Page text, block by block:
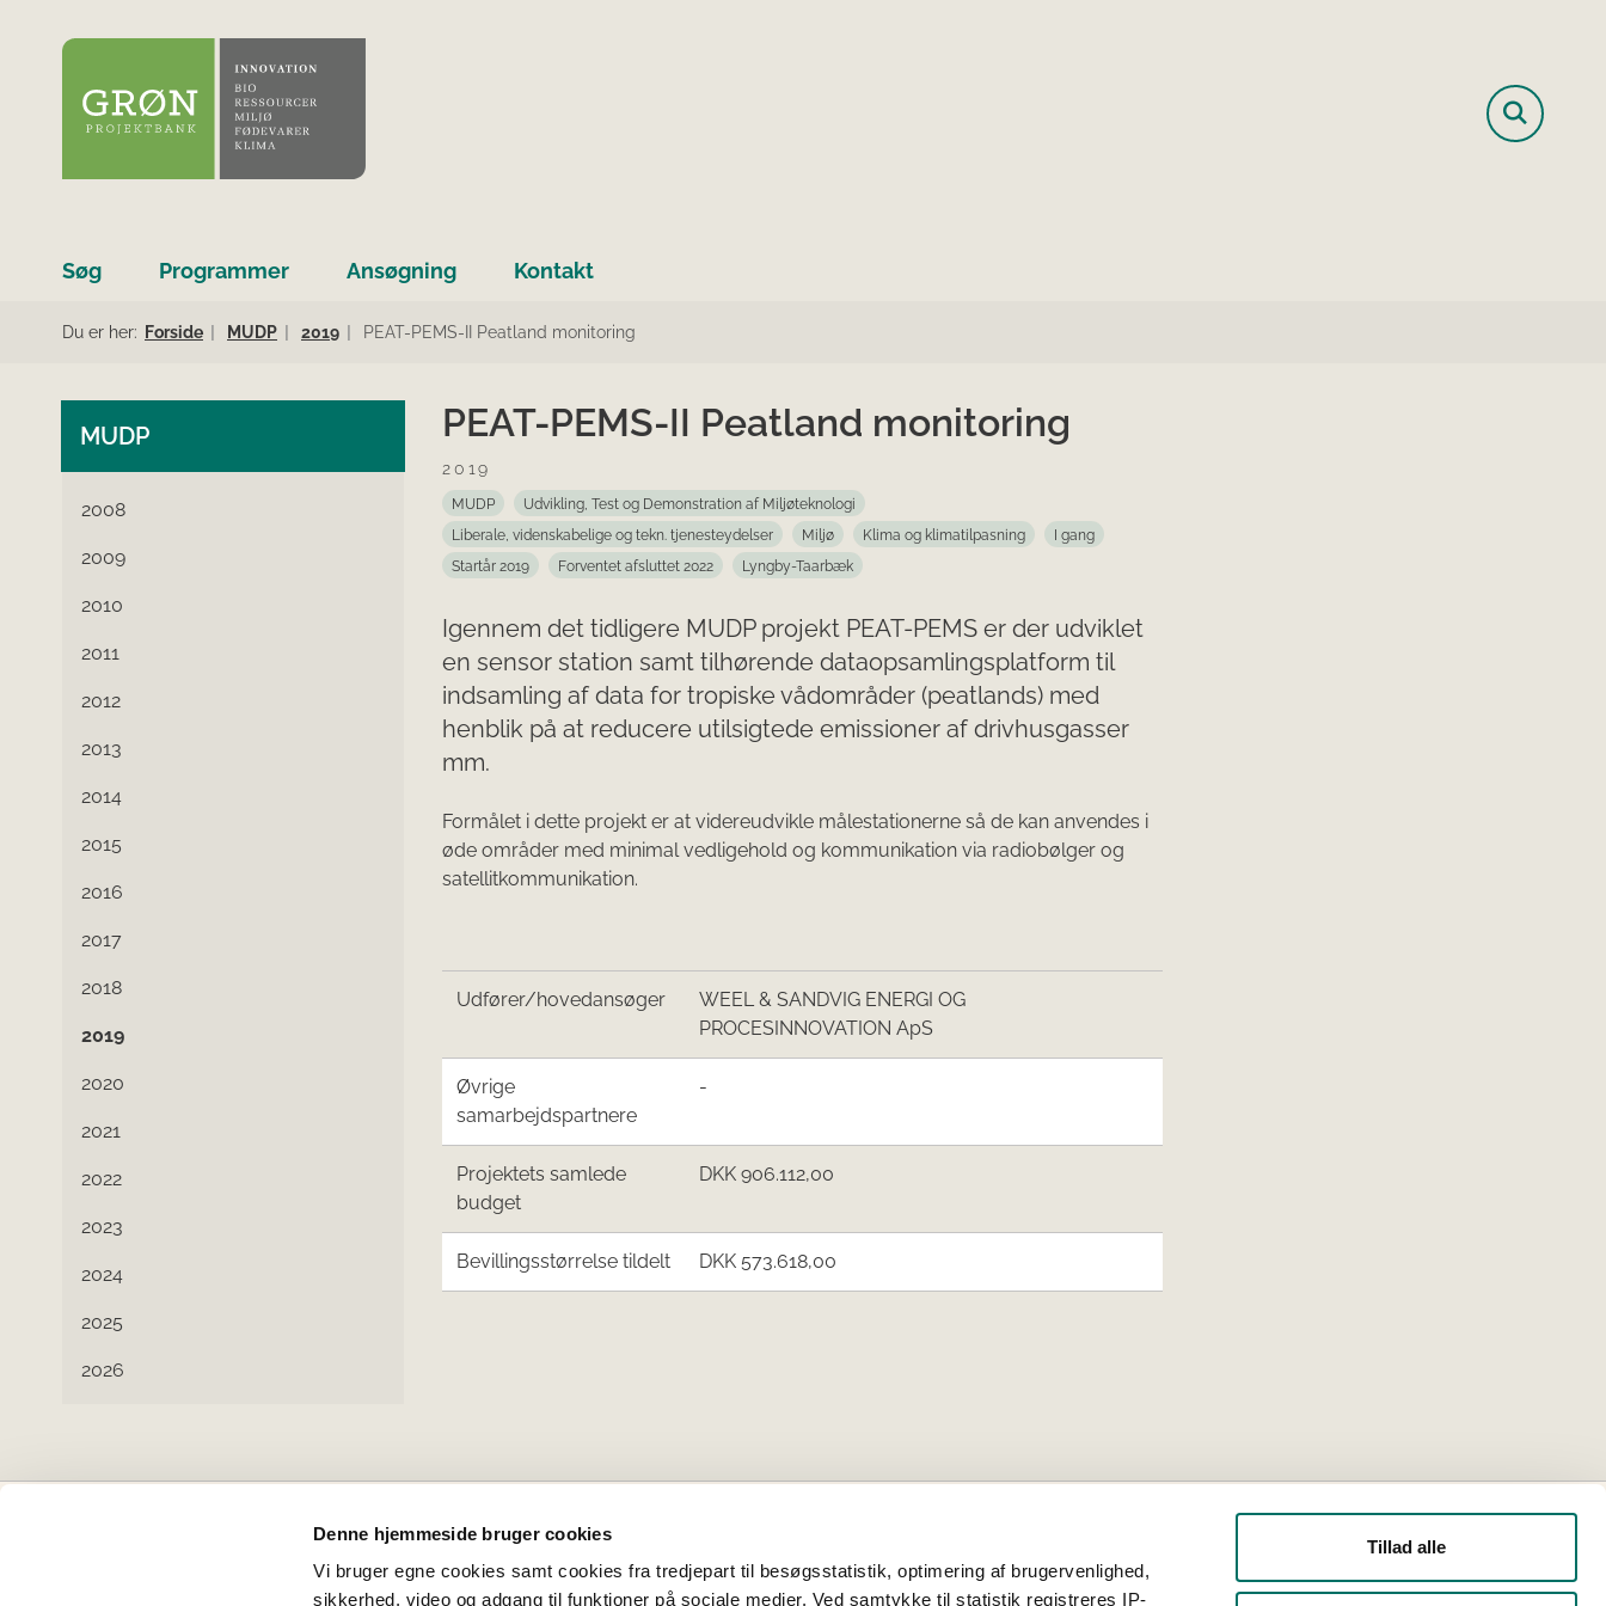
Denne hjemmeside bruger cookies
Vi bruger egne cookies samt cookies fra tredjepart til besøgsstatistik, optimering af brugervenlighed,
sikkerhed, video og adgang til funktioner på sociale medier. Ved samtykke til statistik registreres IP-
Tillad alle
Søg Programmer Ansøgning Kontakt
Du er her: Forside MUDP 2019 PEAT-PEMS-II Peatland monitoring
MUDP
2008
2009
2010
2011
2012
2013
2014
2015
2016
2017
2018
2019
2020
2021
2022
2023
2024
2025
2026
PEAT-PEMS-II Peatland monitoring
2019
MUDP
Udvikling, Test og Demonstration af Miljøteknologi
Liberale, videnskabelige og tekn. tjenesteydelser
Miljø Klima og klimatilpasning
I gang
Startår 2019
Forventet afsluttet 2022 Lyngby-Taarbæk
Igennem det tidligere MUDP projekt PEAT-PEMS er der udviklet
en sensor station samt tilhørende dataopsamlingsplatform til
indsamling af data for tropiske vådområder (peatlands) med
henblik på at reducere utilsigtede emissioner af drivhusgasser
mm.
Formålet i dette projekt er at videreudvikle målestationerne så de kan anvendes i
øde områder med minimal vedligehold og kommunikation via radiobølger og
satellitkommunikation.
Udfører/hovedansøger
WEEL & SANDVIG ENERGI OG
PROCESINNOVATION ApS
Øvrige
samarbejdspartnere
-
Projektets samlede
budget
DKK 906.112,00
Bevillingsstørrelse tildelt DKK 573.618,00